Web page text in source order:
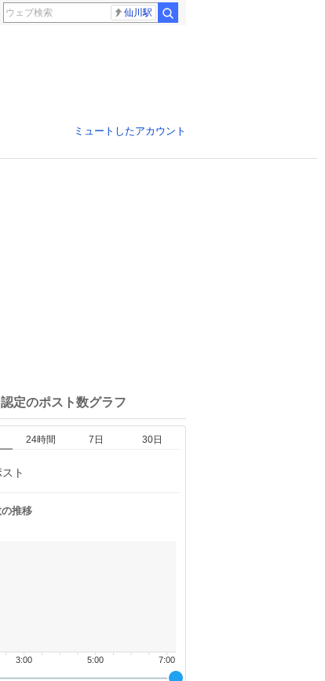
仙川駅
ミュートしたアカウント
定のポスト数グラフ
24時間 7日 30日
ト
推移
7:00
5:00
3:00